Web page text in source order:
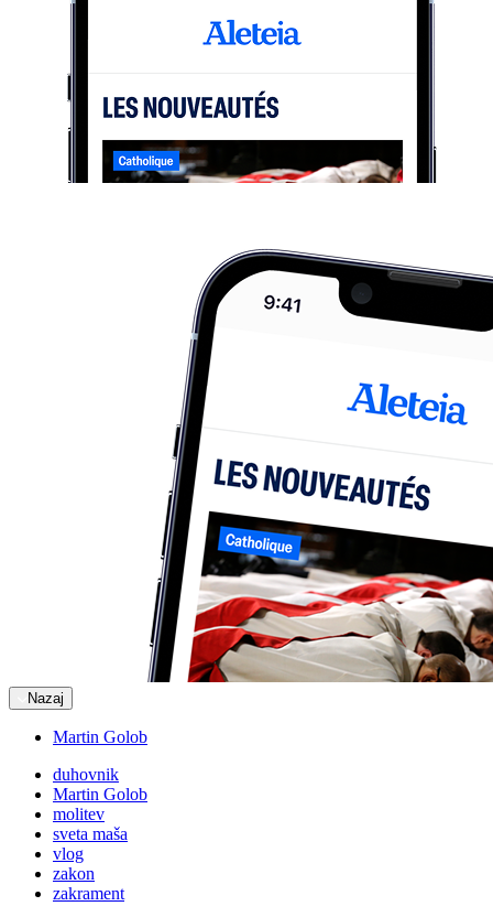
Nazaj
Martin Golob
duhovnik
Martin Golob
molitev
sveta maša
vlog
zakon
zakrament